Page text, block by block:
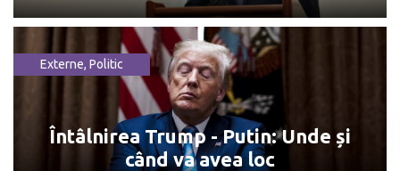
Dorin Recean pleacă din politică
octombrie 13 / 2025
Externe, Politic
Întâlnirea Trump - Putin: Unde și
când va avea loc